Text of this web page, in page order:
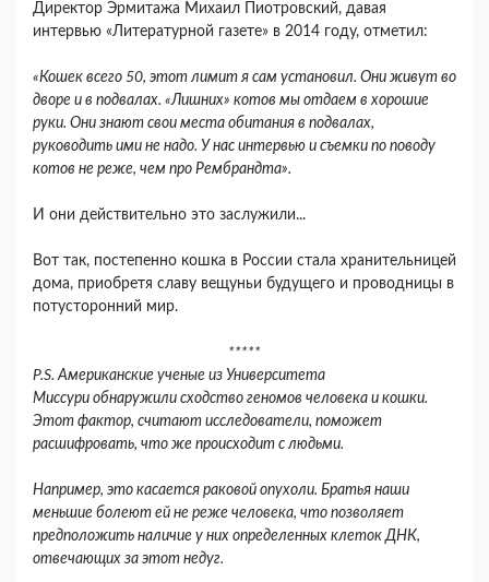
Директор Эрмитажа Михаил Пиотровский, давая
интервью «Литературной газете» в 2014 году, отметил:
«Кошек всего 50, этот лимит я сам установил. Они живут во
дворе и в подвалах. «Лишних» котов мы отдаем в хорошие
руки. Они знают свои места обитания в подвалах,
руководить ими не надо. У нас интервью и съемки по поводу
котов не реже, чем про Рембрандта».
И они действительно это заслужили...
Вот так, постепенно кошка в России стала хранительницей
дома, приобретя славу вещуньи будущего и проводницы в
потусторонний мир.
*****
P.S. Американские ученые из Университета
Миссури обнаружили сходство геномов человека и кошки.
Этот фактор, считают исследователи, поможет
расшифровать, что же происходит с людьми.
Например, это касается раковой опухоли. Братья наши
меньшие болеют ей не реже человека, что позволяет
предположить наличие у них определенных клеток ДНК,
отвечающих за этот недуг.